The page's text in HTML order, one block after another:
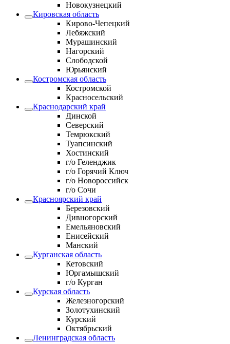
Новокузнецкий
Кировская область
Кирово-Чепецкий
Лебяжский
Мурашинский
Нагорский
Слободской
Юрьянский
Костромская область
Костромской
Красносельский
Краснодарский край
Динской
Северский
Темрюкский
Туапсинский
Хостинский
г/о Геленджик
г/о Горячий Ключ
г/о Новороссийск
г/о Сочи
Красноярский край
Березовский
Дивногорский
Емельяновский
Енисейский
Манский
Курганская область
Кетовский
Юргамышский
г/о Курган
Курская область
Железногорский
Золотухинский
Курский
Октябрьский
Ленинградская область